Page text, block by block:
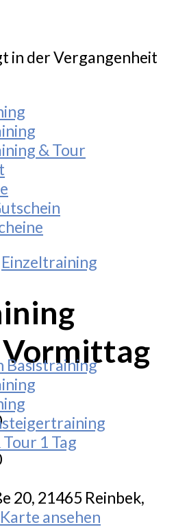
Basistraining
1 Tag
in der Vergangenheit
Einzeltraining
Vormittag
20, 21465 Reinbek,
ansehen
& Tour